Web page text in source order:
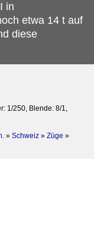
in
etwa 14 t auf
diese
1/250, Blende: 8/1,
» Schweiz » Züge »